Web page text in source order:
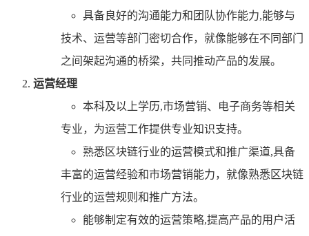
具备良好的沟通能力和团队协作能力,能够与
技术、运营等部门密切合作，就像能够在不同部门
之间架起沟通的桥梁，共同推动产品的发展。
运营经理
本科及以上学历,市场营销、电子商务等相关
专业，为运营工作提供专业知识支持。
熟悉区块链行业的运营模式和推广渠道,具备
丰富的运营经验和市场营销能力，就像熟悉区块链
行业的运营规则和推广方法。
能够制定有效的运营策略,提高产品的用户活